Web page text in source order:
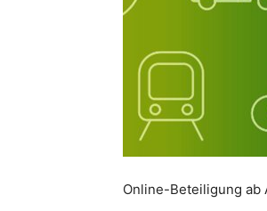
Online-Beteiligung ab